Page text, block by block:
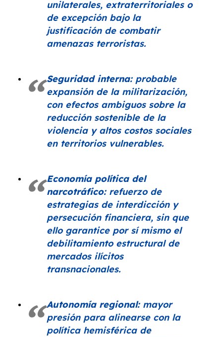
unilaterales, extraterritoriales o
de excepción bajo la
justificación de combatir
amenazas terroristas.
Seguridad interna:probable
expansión de la militarización,
con efectos ambiguos sobre la
reducción sostenible de la
violencia y altos costos sociales
en territorios vulnerables.
Economía política del
narcotráfico:refuerzo de
estrategias de interdicción y
persecución financiera, sin que
ello garantice por sí mismo el
debilitamiento estructural de
mercados ilícitos
transnacionales.
Autonomía regional:mayor
presión para alinearse con la
política hemisférica de